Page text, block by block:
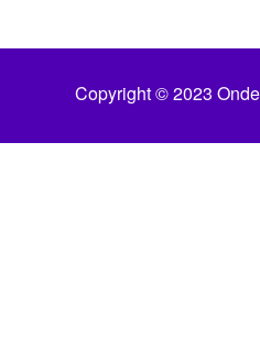
Copyright © 2023